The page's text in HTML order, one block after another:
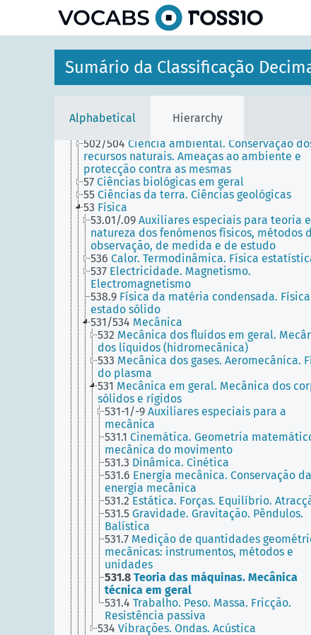
Sumário da Classificação
Alphabetical Hierarchy
INFORMÁTICA. INFORMAÇÃO. DOCUMENTAÇÃO.
BIBLIOTECONOMIA. INSTITUIÇÕES.
6 CIÊNCIAS APLICADAS. MEDICINA. TECNOLOGIA
1 FILOSOFIA. PSICOLOGIA
9 GEOGRAFIA. BIOGRAFIA. HISTÓRIA
LÍNGUA. LINGUÍSTICA. LITERATURA
MATEMÁTICA. CIÊNCIAS NATURAIS
Geodésia
502/504 Ciência ambiental. Conservação
recursos naturais. Ameaças ao ambiente e
protecção contra as mesmas
57 Ciências biológicas em geral
55 Ciências da terra. Ciências geológicas
53 Física
53.01/.09 Auxiliares especiais para teoria e
natureza dos fenómenos físicos, métodos
observação, de medida e de estudo
536 Calor. Termodinâmica. Física
537 Electricidade. Magnetismo.
Electromagnetismo
538.9 Física da matéria condensada.
estado sólido
531/534 Mecânica
532 Mecânica dos fluídos em geral.
dos líquidos (hidromecânica)
533 Mecânica dos gases. Aeromecânica.
do plasma
531 Mecânica em geral. Mecânica dos
sólidos e rígidos
531-1/-9 Auxiliares especiais para a
mecânica
531.1 Cinemática. Geometria
mecânica do movimento
531.3 Dinâmica. Cinética
531.6 Energia mecânica. Conservação da
energia mecânica
531.2 Estática. Forças. Equilíbrio.
531.5 Gravidade. Gravitação. Pêndulos.
Balística
531.7 Medição de quantidades
mecânicas: instrumentos, métodos e
unidades
531.8 Teoria das máquinas. Mecânica
técnica em geral
531.4 Trabalho. Peso. Massa. Fricção.
Resistência passiva
534 Vibrações. Ondas. Acústica